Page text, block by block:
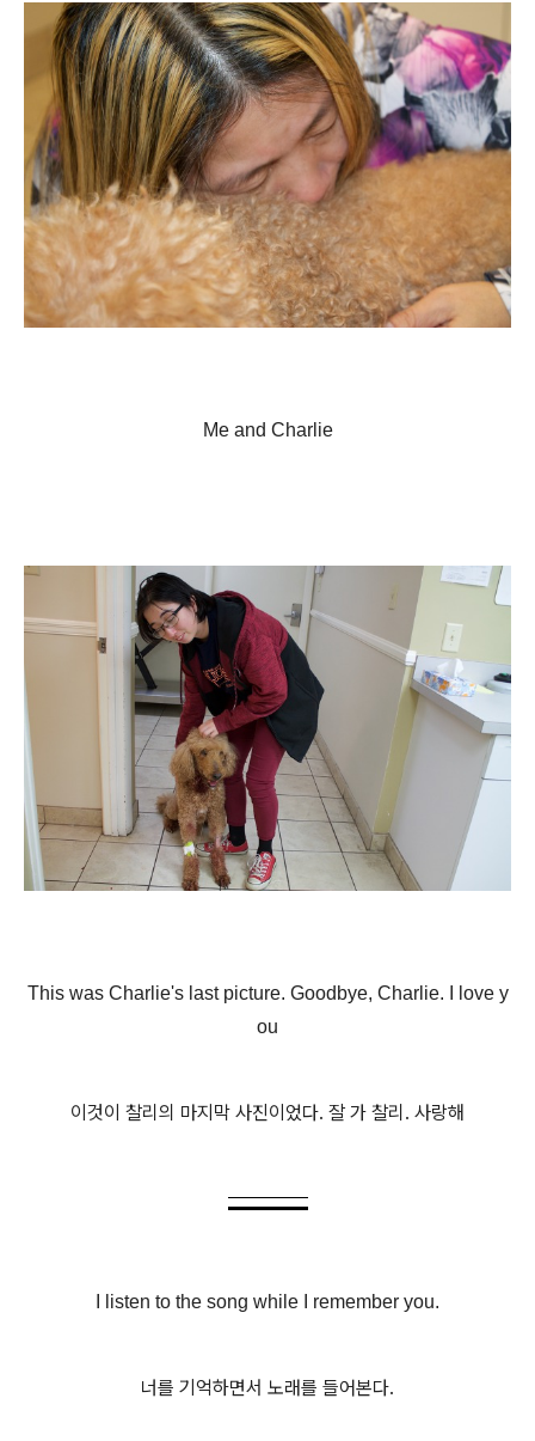
Me and Charlie
This was Charlie's last picture. Goodbye, Charlie. I love y
ou
이것이 찰리의 마지막 사진이었다. 잘 가 찰리. 사랑해
I listen to the song while I remember you.
너를 기억하면서 노래를 들어본다.